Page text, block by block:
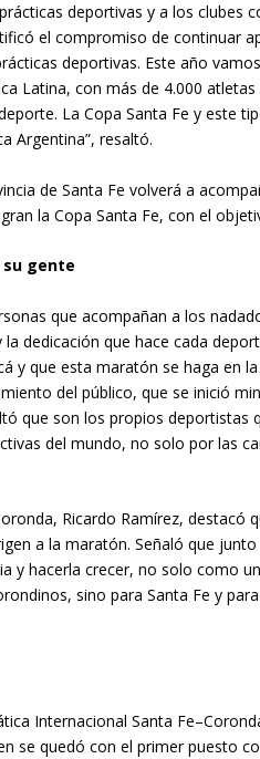
deportivas y a los clubes
el compromiso de continuar
deportivas. Este año
Latina, con más de 4.000
La Copa Santa Fe y este
Argentina”, resaltó.
de Santa Fe volverá a
la Copa Santa Fe, con el
su gente
que acompañan a los
dedicación que hace cada
y que esta maratón se haga en
del público, que se inició
que son los propios deportistas
del mundo, no solo por las
Ricardo Ramírez, destacó
a la maratón. Señaló que
y hacerla crecer, no solo como
sino para Santa Fe y
Internacional Santa
se quedó con el primer puesto